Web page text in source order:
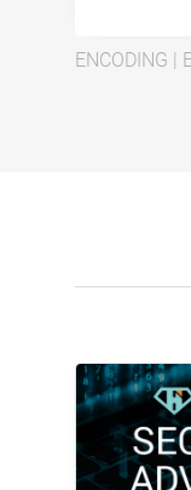
ENCODING |